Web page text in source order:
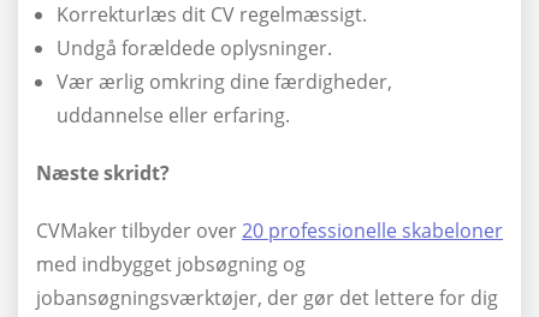
Korrekturlæs dit CV regelmæssigt.
Undgå forældede oplysninger.
Vær ærlig omkring dine færdigheder,
uddannelse eller erfaring.
Næste skridt?
CVMaker tilbyder over20 professionelle skabeloner
med indbygget jobsøgning og
jobansøgningsværktøjer, der gør det lettere for dig